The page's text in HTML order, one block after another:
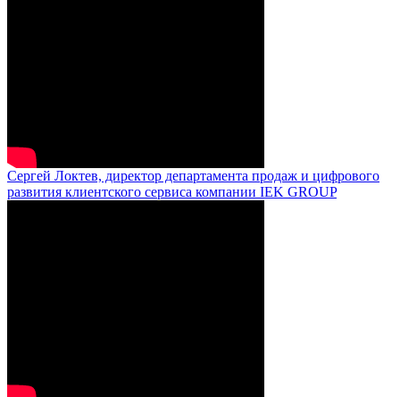
Сергей Локтев, директор департамента продаж и цифрового
развития клиентского сервиса компании IEK GROUP